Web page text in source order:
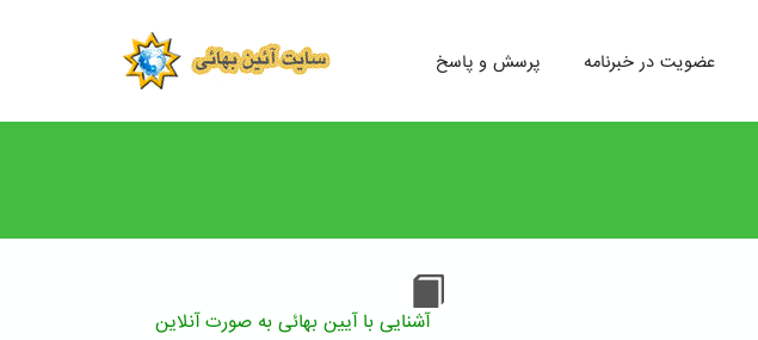
پرسش و پاسخ عضویت در خبرنامه
آشنایی با آیین بهائی به صورت آنلاین